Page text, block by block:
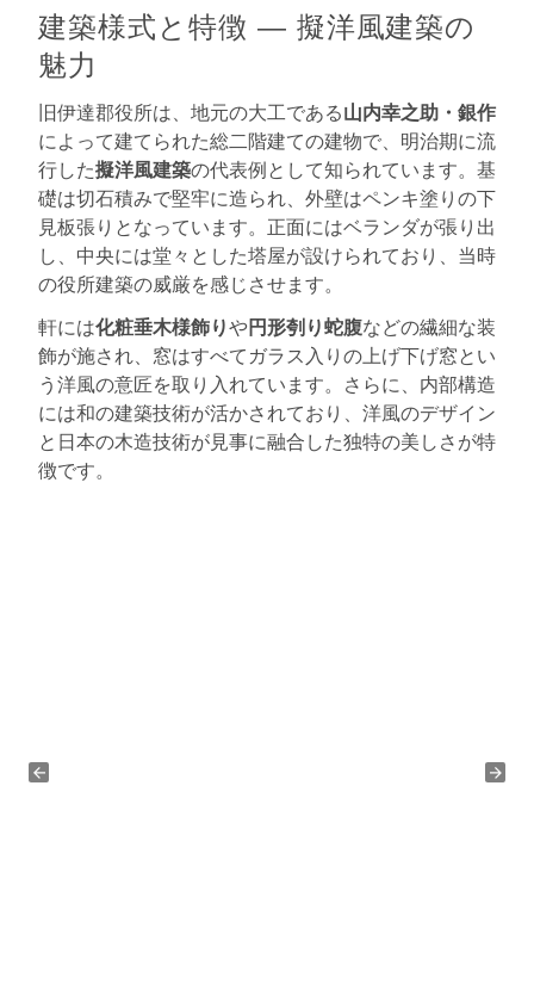
建築様式と特徴 ― 擬洋風建築の
魅力
旧伊達郡役所は、地元の大工である山内幸之助・銀作
によって建てられた総二階建ての建物で、明治期に流
行した擬洋風建築の代表例として知られています。基
礎は切石積みで堅牢に造られ、外壁はペンキ塗りの下
見板張りとなっています。正面にはベランダが張り出
し、中央には堂々とした塔屋が設けられており、当時
の役所建築の威厳を感じさせます。
軒には化粧垂木様飾りや円形刳り蛇腹などの繊細な装
飾が施され、窓はすべてガラス入りの上げ下げ窓とい
う洋風の意匠を取り入れています。さらに、内部構造
には和の建築技術が活かされており、洋風のデザイン
と日本の木造技術が見事に融合した独特の美しさが特
徴です。